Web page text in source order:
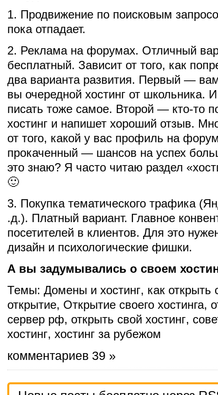
1. Продвижение по поисковым
пока отпадает.
2. Реклама на форумах. Отличный
бесплатный. Зависит от того, как
два варианта развития. Первый —
вы очередной хостинг от школьника.
писать тоже самое. Второй — кто-то
хостинг и напишет хороший отзыв.
от того, какой у вас профиль на
прокаченный — шансов на успех
это знаю? Я часто читаю раздел
🙂
3. Покупка тематического трафика
.д.). Платный вариант. Главное
посетителей в клиентов. Для это
дизайн и психологические фишки.
А вы задумывались о своем
Темы: Домены и хостинг, как открыть
открытие, Открытие своего хостинга,
сервер рф, открыть свой хостинг,
хостинг, хостинг за рубежом
комментариев 39 »